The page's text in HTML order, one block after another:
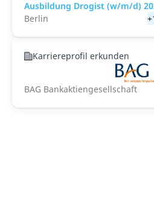
Ausbildung Drogist (w/m/d)
Berlin
Karriereprofil erkunden
BAG Bankaktiengesellschaft